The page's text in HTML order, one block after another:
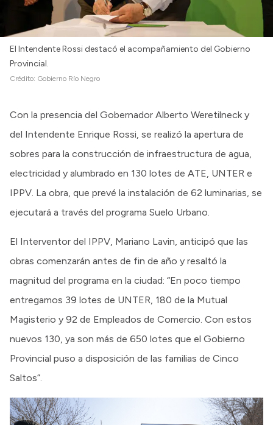
El Intendente Rossi destacó el acompañamiento del Gobierno
Provincial.
Crédito: Gobierno Río Negro
Con la presencia del Gobernador Alberto Weretilneck y
del Intendente Enrique Rossi, se realizó la apertura de
sobres para la construcción de infraestructura de agua,
electricidad y alumbrado en 130 lotes de ATE, UNTER e
IPPV. La obra, que prevé la instalación de 62 luminarias, se
ejecutará a través del programa Suelo Urbano.
El Interventor del IPPV, Mariano Lavin, anticipó que las
obras comenzarán antes de fin de año y resaltó la
magnitud del programa en la ciudad: “En poco tiempo
entregamos 39 lotes de UNTER, 180 de la Mutual
Magisterio y 92 de Empleados de Comercio. Con estos
nuevos 130, ya son más de 650 lotes que el Gobierno
Provincial puso a disposición de las familias de Cinco
Saltos”.